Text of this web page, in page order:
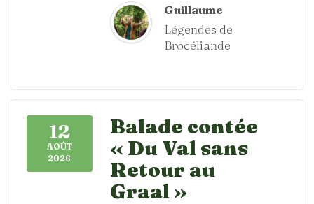
Guillaume
Légendes de
Brocéliande
12
AOÛT
2026
Balade contée
« Du Val sans
Retour au
Graal »